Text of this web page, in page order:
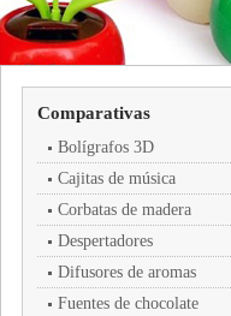
Comparativas
Bolígrafos 3D
Cajitas de música
Corbatas de madera
Despertadores
Difusores de aromas
Fuentes de chocolate